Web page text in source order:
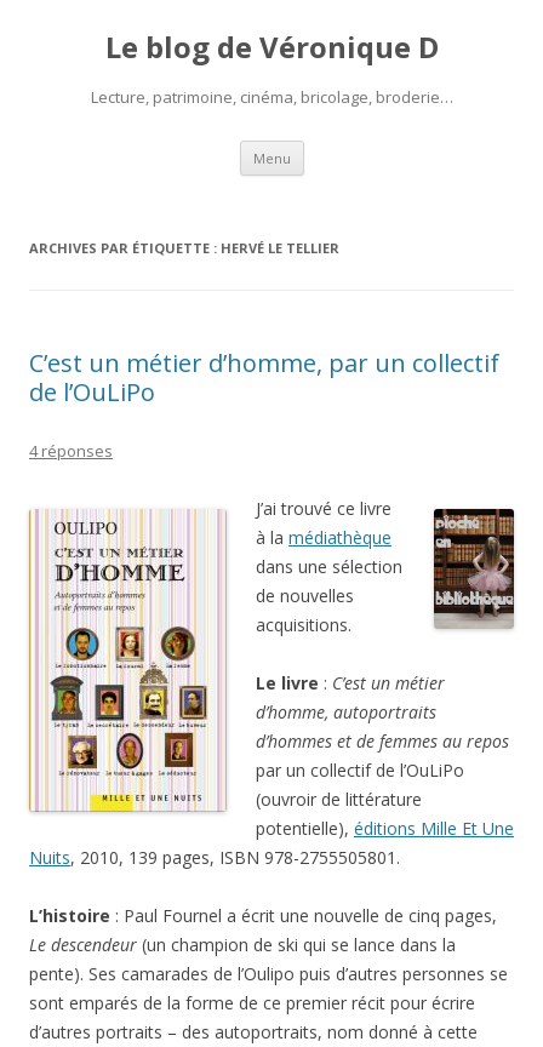
Le blog de Véronique D
Lecture, patrimoine, cinéma, bricolage, broderie…
Menu Aller
contenu
ARCHIVES PAR ÉTIQUETTE : HERVÉ LE TELLIER
C’est un métier d’homme, par un collectif
de l’OuLiPo
4 réponses
J’ai trouvé ce livre
à la médiathèque
dans une sélection
de nouvelles
acquisitions.
Le livre : C’est un métier
d’homme, autoportraits
d’hommes et de femmes au repos
par un collectif de l’OuLiPo
(ouvroir de littérature
potentielle), éditions Mille Et Une
Nuits, 2010, 139 pages, ISBN 978-2755505801.
L’histoire : Paul Fournel a écrit une nouvelle de cinq pages,
Le descendeur (un champion de ski qui se lance dans la
pente). Ses camarades de l’Oulipo puis d’autres personnes se
sont emparés de la forme de ce premier récit pour écrire
d’autres portraits – des autoportraits, nom donné à cette